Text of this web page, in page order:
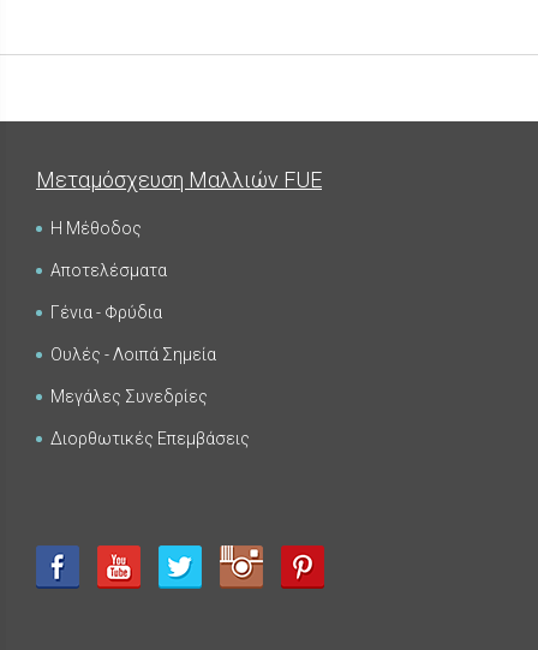
Μεταμόσχευση Μαλλιών FUE
Η Μέθοδος
Αποτελέσματα
Γένια - Φρύδια
Ουλές - Λοιπά Σημεία
Μεγάλες Συνεδρίες
Διορθωτικές Επεμβάσεις